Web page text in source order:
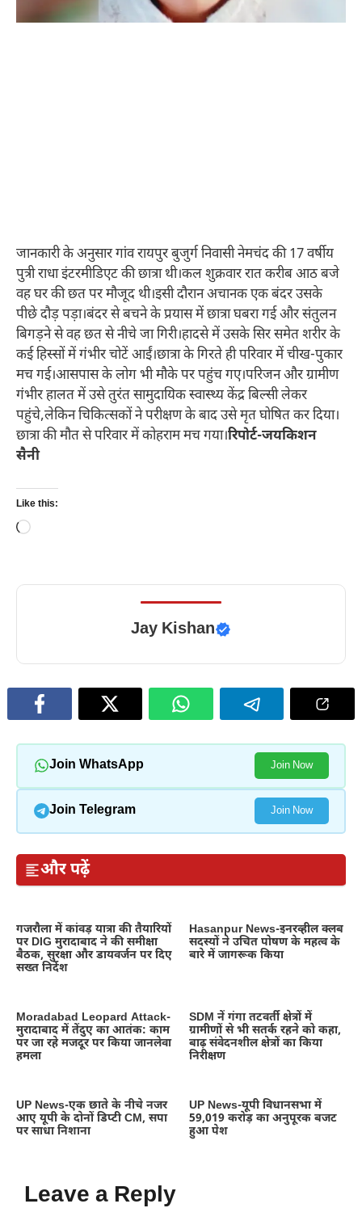
जानकारी के अनुसार गांव रायपुर बुजुर्ग निवासी नेमचंद की 17 वर्षीय
पुत्री राधा इंटरमीडिएट की छात्रा थी।कल शुक्रवार रात करीब आठ बजे
वह घर की छत पर मौजूद थी।इसी दौरान अचानक एक बंदर उसके
पीछे दौड़ पड़ा।बंदर से बचने के प्रयास में छात्रा घबरा गई और संतुलन
बिगड़ने से वह छत से नीचे जा गिरी।हादसे में उसके सिर समेत शरीर के
कई हिस्सों में गंभीर चोटें आईं।छात्रा के गिरते ही परिवार में चीख-पुकार
मच गई।आसपास के लोग भी मौके पर पहुंच गए।परिजन और ग्रामीण
गंभीर हालत में उसे तुरंत सामुदायिक स्वास्थ्य केंद्र बिल्सी लेकर
पहुंचे,लेकिन चिकित्सकों ने परीक्षण के बाद उसे मृत घोषित कर दिया।
छात्रा की मौत से परिवार में कोहराम मच गया।रिपोर्ट-जयकिशन
सैनी
Like this:
Loading…
Jay Kishan
Join WhatsApp Join Now
Join Telegram Join Now
और पढ़ें
गजरौला में कांवड़ यात्रा की तैयारियों
पर DIG मुरादाबाद ने की समीक्षा
बैठक, सुरक्षा और डायवर्जन पर दिए
सख्त निर्देश
Hasanpur News-इनरव्हील क्लब
सदस्यों ने उचित पोषण के महत्व के
बारे में जागरूक किया
Moradabad Leopard Attack-
मुरादाबाद में तेंदुए का आतंक: काम
पर जा रहे मजदूर पर किया जानलेवा
हमला
SDM नें गंगा तटवर्ती क्षेत्रों में
ग्रामीणों से भी सतर्क रहने को कहा,
बाढ़ संवेदनशील क्षेत्रों का किया
निरीक्षण
UP News-एक छाते के नीचे नजर
आए यूपी के दोनों डिप्टी CM, सपा
पर साधा निशाना
UP News-यूपी विधानसभा में
59,019 करोड़ का अनुपूरक बजट
हुआ पेश
Leave a Reply